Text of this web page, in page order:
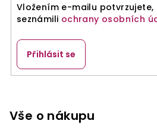
Vložením e-mailu potvrzujete,
seznámili ochrany osobních
Přihlásit se
Vše o nákupu